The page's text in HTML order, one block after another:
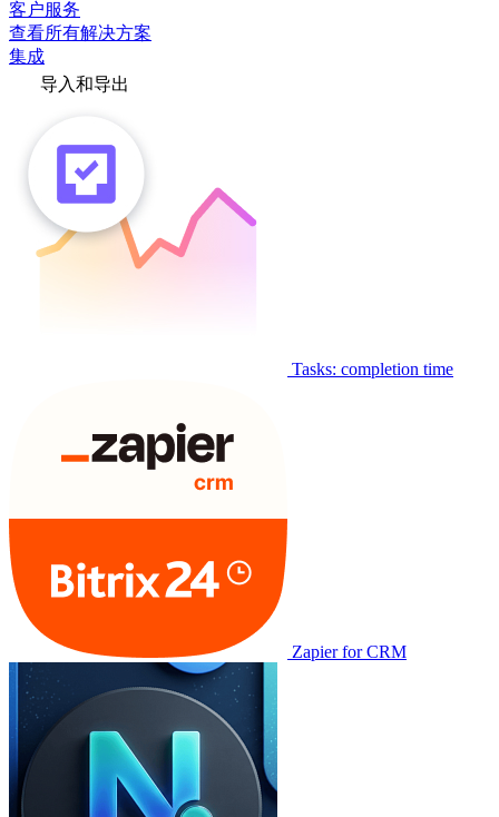
客户服务
查看所有解决方案
集成
导入和导出
Tasks: completion time
Zapier for CRM